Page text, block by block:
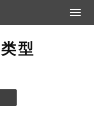
Toggle
型